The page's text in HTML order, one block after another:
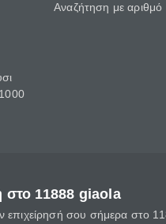
Αναζήτηση με αριθμό
στο 11888 giaola
επιχείρησή σου σήμερα στο